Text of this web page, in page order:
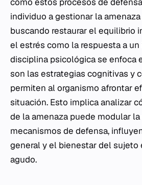
individuo a gestionar la
buscando restaurar el equilibrio
el estrés como la respuesta a
disciplina psicológica se enfoca
son las estrategias cognitivas y
permiten al organismo afrontar
situación. Esto implica analizar
de la amenaza puede modular
mecanismos de defensa,
general y el bienestar del sujeto
agudo.